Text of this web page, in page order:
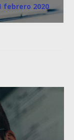
febrero 2020